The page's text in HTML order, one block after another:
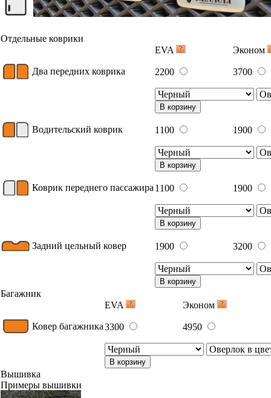
Отдельные коврики
EVA
Эконом
Два передних коврика 2200 3700
В корзину
Водительский коврик 1100 1900
В корзину
Коврик переднего пассажира 1100 1900
В корзину
Задний цельный ковер 1900 3200
В корзину
Багажник
EVA
Эконом
Ковер багажника3300 4950
В корзину
Вышивка
Примеры вышивки